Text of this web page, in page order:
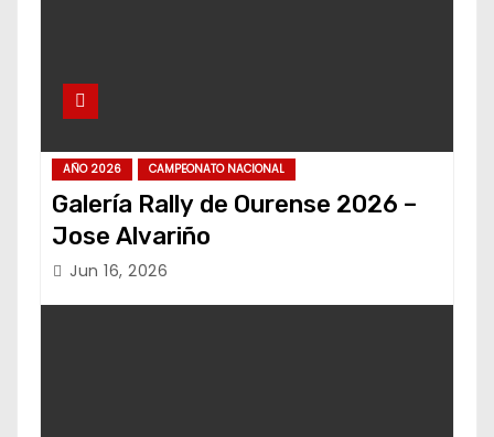
AÑO 2026 CAMPEONATO NACIONAL
Galería Rally de Ourense 2026 –
Jose Alvariño
Jun 16, 2026